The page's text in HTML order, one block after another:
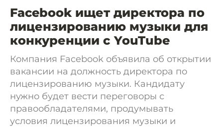
Facebook ищет директора по
лицензированию музыки для
конкуренции с YouTube
Компания Facebook объявила об открытии
вакансии на должность директора по
лицензированию музыки. Кандидату
нужно будет вести переговоры с
правообладателями, продумывать
условия лицензирования музыки и